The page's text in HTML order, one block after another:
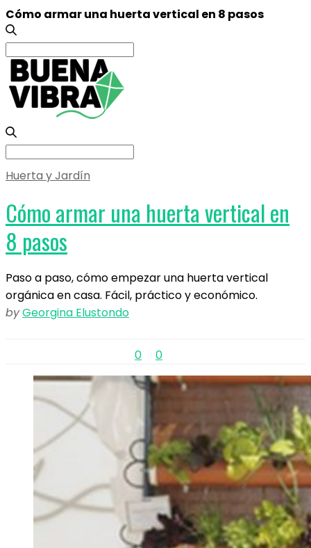
Cómo armar una huerta vertical en 8 pasos
Search
for:
Search
Huerta y Jardín
Cómo armar una huerta vertical en
8 pasos
Paso a paso, cómo empezar una huerta vertical
orgánica en casa. Fácil, práctico y económico.
byGeorgina Elustondo
0 0